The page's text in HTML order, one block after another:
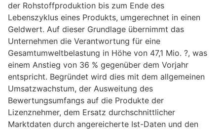
der Rohstoffproduktion bis zum Ende des
Lebenszyklus eines Produkts, umgerechnet in einen
Geldwert. Auf dieser Grundlage übernimmt das
Unternehmen die Verantwortung für eine
Gesamtumweltbelastung in Höhe von 47,1 Mio. ?, was
einem Anstieg von 36 % gegenüber dem Vorjahr
entspricht. Begründet wird dies mit dem allgemeinen
Umsatzwachstum, der Ausweitung des
Bewertungsumfangs auf die Produkte der
Lizenznehmer, dem Ersatz durchschnittlicher
Marktdaten durch angereicherte Ist-Daten und den